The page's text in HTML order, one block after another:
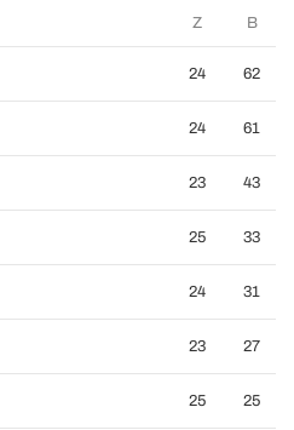
Z B
24 62
24 61
23 43
25 33
24 31
23 27
25 25